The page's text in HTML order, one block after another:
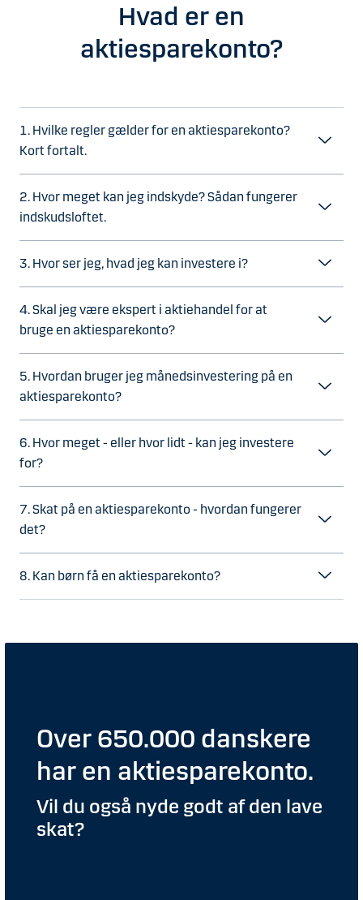
Hvad er en
aktiesparekonto?
1. Hvilke regler gælder for en aktiesparekonto?
Kort fortalt.
2. Hvor meget kan jeg indskyde? Sådan fungerer
indskudsloftet.
3. Hvor ser jeg, hvad jeg kan investere i?
4. Skal jeg være ekspert i aktiehandel for at
bruge en aktiesparekonto?
5. Hvordan bruger jeg månedsinvestering på en
aktiesparekonto?
6. Hvor meget - eller hvor lidt - kan jeg investere
for?
7. Skat på en aktiesparekonto - hvordan fungerer
det?
8. Kan børn få en aktiesparekonto?
Over 650.000 danskere
har en aktiesparekonto.
Vil du også nyde godt af den lave
skat?